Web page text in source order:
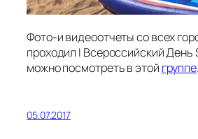
Фото-и видеоотчеты со всех
проходил I Всероссийский День
можно посмотреть в этой группе.
05.07.2017